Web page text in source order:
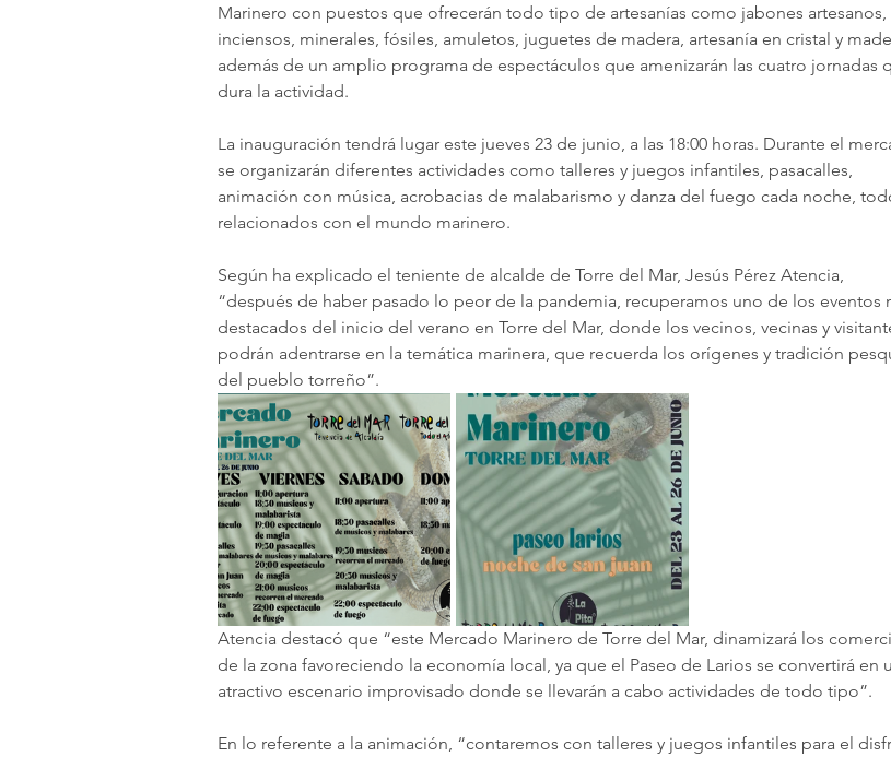
Marinero con puestos que ofrecerán todo tipo de artesanías como jabones artesanos,
inciensos, minerales, fósiles, amuletos, juguetes de madera, artesanía en cristal y
además de un amplio programa de espectáculos que amenizarán las cuatro jornadas
dura la actividad.
La inauguración tendrá lugar este jueves 23 de junio, a las 18:00 horas. Durante el
se organizarán diferentes actividades como talleres y juegos infantiles, pasacalles,
animación con música, acrobacias de malabarismo y danza del fuego cada noche,
relacionados con el mundo marinero.
Según ha explicado el teniente de alcalde de Torre del Mar, Jesús Pérez Atencia,
“después de haber pasado lo peor de la pandemia, recuperamos uno de los eventos
destacados del inicio del verano en Torre del Mar, donde los vecinos, vecinas y
podrán adentrarse en la temática marinera, que recuerda los orígenes y tradición
del pueblo torreño”.
Atencia destacó que “este Mercado Marinero de Torre del Mar, dinamizará los
de la zona favoreciendo la economía local, ya que el Paseo de Larios se convertirá en
atractivo escenario improvisado donde se llevarán a cabo actividades de todo tipo”.
En lo referente a la animación, “contaremos con talleres y juegos infantiles para el